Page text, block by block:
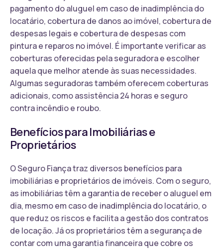
pagamento do aluguel em caso de inadimplência do
locatário, cobertura de danos ao imóvel, cobertura de
despesas legais e cobertura de despesas com
pintura e reparos no imóvel. É importante verificar as
coberturas oferecidas pela seguradora e escolher
aquela que melhor atende às suas necessidades.
Algumas seguradoras também oferecem coberturas
adicionais, como assistência 24 horas e seguro
contra incêndio e roubo.
Benefícios para Imobiliárias e
Proprietários
O Seguro Fiança traz diversos benefícios para
imobiliárias e proprietários de imóveis. Com o seguro,
as imobiliárias têm a garantia de receber o aluguel em
dia, mesmo em caso de inadimplência do locatário, o
que reduz os riscos e facilita a gestão dos contratos
de locação. Já os proprietários têm a segurança de
contar com uma garantia financeira que cobre os